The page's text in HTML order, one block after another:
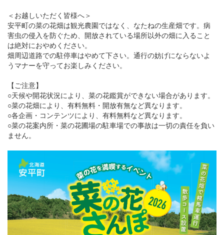
＜お越しいただく皆様へ＞
安平町の菜の花畑は観光農園ではなく、なたねの生産畑です。病
害虫の侵入を防ぐため、開放されている場所以外の畑に入ること
は絶対におやめください。
畑周辺道路での駐停車はやめて下さい。通行の妨げにならないよ
うマナーを守ってお楽しみください。
【ご注意】
○天候や開花状況により、菜の花鑑賞ができない場合があります。
○菜の花畑により、有料無料・開放有無など異なります。
○各企画・コンテンツにより、有料無料など異なります。
○菜の花案内所・菜の花圃場の駐車場での事故は一切の責任を負い
ません。